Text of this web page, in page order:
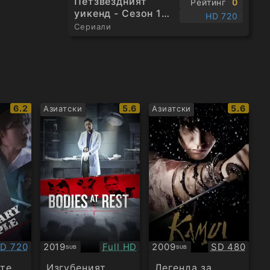
уикенд - Сезон 1
Епизод 1
Сериали
Рейтинг
0
HD 720
IMDb
рейтинг:
6.2
720
Азиатски
IMDb
рейтинг:
5.6
2019SUB
Субтитри Качество:
Full HD
Азиатски
IMDb
5.6
2009SUB
Субтитри Качество:
SD 480